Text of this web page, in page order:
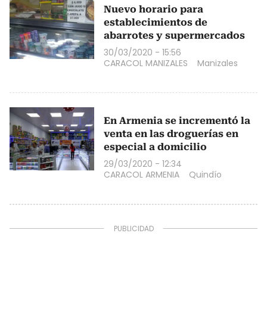
Nuevo horario para
establecimientos de
abarrotes y supermercados
30/03/2020 - 15:56
CARACOL MANIZALES
Manizales
En Armenia se incrementó la
venta en las droguerías en
especial a domicilio
29/03/2020 - 12:34
CARACOL ARMENIA
Quindío